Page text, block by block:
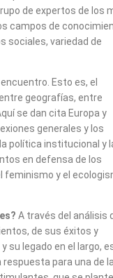
de expertos de los
campos de
sociales, variedad de
Esto es, el
geografías, entre
se dan cita Europa y
generales y los
política institucional y
en defensa de los
feminismo y el
A través del análisis
de sus éxitos y
su legado en el largo,
para una de